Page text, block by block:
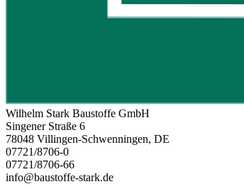
Wilhelm Stark Baustoffe GmbH
Singener Straße 6
78048 Villingen-Schwenningen, DE
07721/8706-0
07721/8706-66
info@baustoffe-stark.de